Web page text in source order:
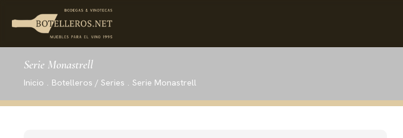
Serie Monastrell
Inicio . Botelleros / Series . Serie Monastrell